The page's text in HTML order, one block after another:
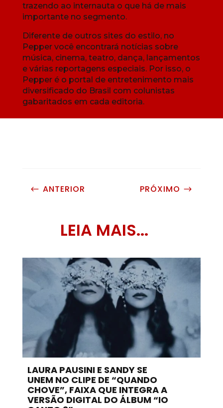
trazendo ao internauta o que há de mais
importante no segmento.
Diferente de outros sites do estilo, no
Pepper você encontrará notícias sobre
música, cinema, teatro, dança, lançamentos
e várias reportagens especiais. Por isso, o
Pepper é o portal de entretenimento mais
diversificado do Brasil com colunistas
gabaritados em cada editoria.
# ANTERIOR PRÓXIMO $
LEIA MAIS...
LAURA PAUSINI E SANDY SE
UNEM NO CLIPE DE “QUANDO
CHOVE”, FAIXA QUE INTEGRA A
VERSÃO DIGITAL DO ÁLBUM “IO